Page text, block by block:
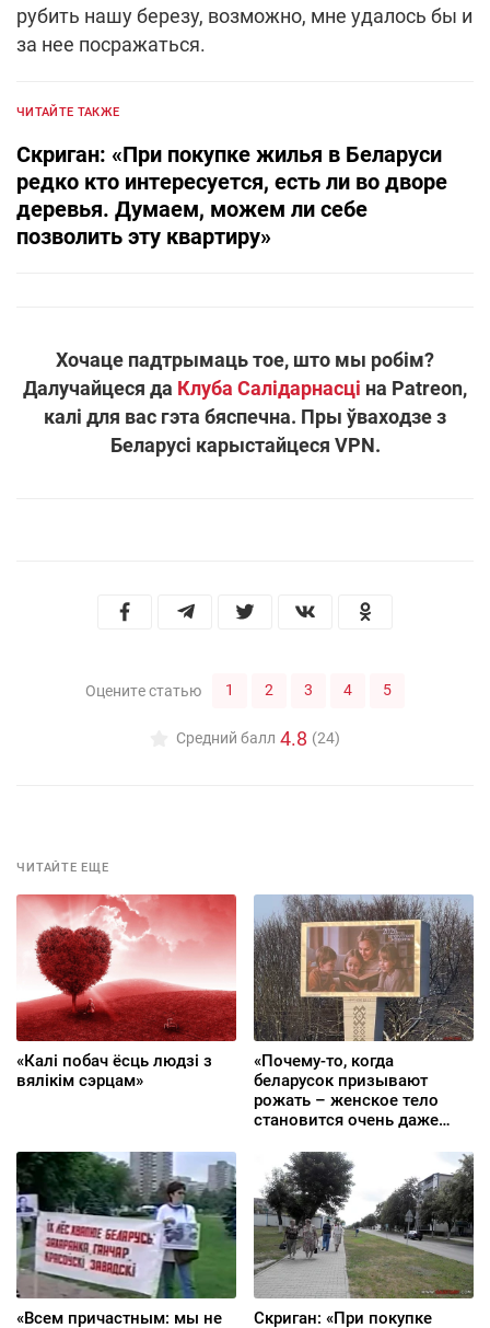
рубить нашу березу, возможно, мне удалось бы и
за нее посражаться.
ЧИТАЙТЕ ТАКЖЕ
Скриган: «При покупке жилья в Беларуси
редко кто интересуется, есть ли во дворе
деревья. Думаем, можем ли себе
позволить эту квартиру»
Хочаце падтрымаць тое, што мы робім?
Далучайцеся да Клуба Салідарнасці на Patreon,
калі для вас гэта бяспечна. Пры ўваходзе з
Беларусі карыстайцеся VPN.
Оцените статью 1 2 3 4 5
Средний балл 4.8 (24)
ЧИТАЙТЕ ЕЩЕ
«Калі побач ёсць людзі з
вялікім сэрцам»
«Почему-то, когда
беларусок призывают
рожать – женское тело
становится очень даже
даже государственным»
«Всем причастным: мы не
Скриган: «При покупке